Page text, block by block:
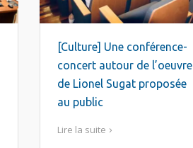
[Culture] Une conférence-
concert autour de l’oeuvre
de Lionel Sugat proposée
au public
Lire la suite